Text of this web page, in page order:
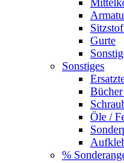
Gurte
Sonstiges
Öle /
%